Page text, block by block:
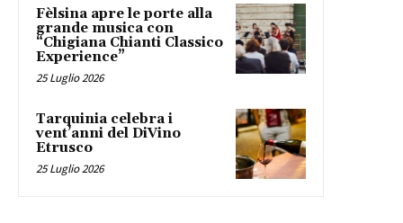
Fèlsina apre le porte alla
grande musica con
“Chigiana Chianti Classico
Experience”
25 Luglio 2026
Tarquinia celebra i
vent’anni del DiVino
Etrusco
25 Luglio 2026